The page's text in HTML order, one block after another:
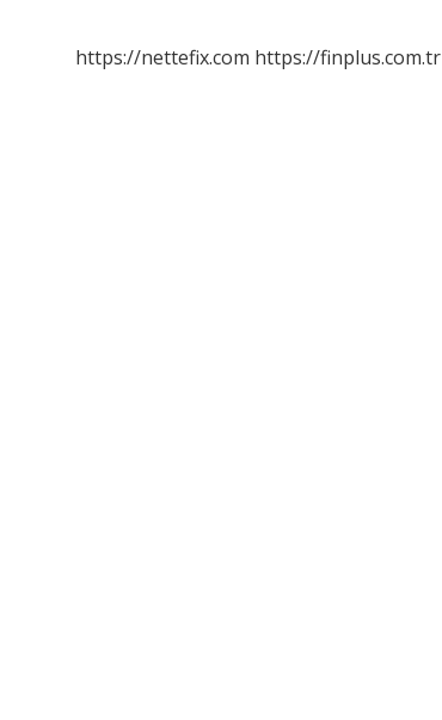
https://nettefix.com https://finplus.com.tr